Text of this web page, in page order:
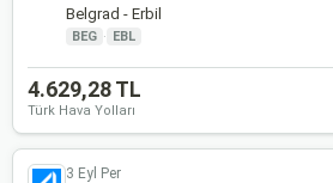
Belgrad - Erbil
BEG · EBL
4.629,28 TL
Türk Hava Yolları
3 Eyl Per